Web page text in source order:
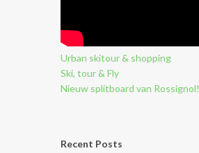
Urban skitour & shopping
Ski, tour & Fly
Nieuw splitboard van Rossignol!
Recent Posts